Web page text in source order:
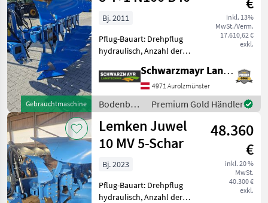
Gebrauchtmaschine
inkl. 13%
MwSt./Verm.
17.610,62 €
exkl.
Bj. 2011
Pflug-Bauart: Drehpflug
hydraulisch, Anzahl der
Maiseinleger, Scheibensech,
Schnittbreitenverstellung,
Stützrad, Vorschäler EDV:
71511 V
Schwarzmayr Landtechnik GmbH - Aurolzmünster
4971 Aurolzmünster
Bodenbearbeitung
/ Lemken
Premium Gold Händler
Lemken Juwel
10 MV 5-Schar
48.360
€
inkl. 20 %
MwSt.
40.300 €
exkl.
Bj. 2023
Pflug-Bauart: Drehpflug
hydraulisch, Anzahl der